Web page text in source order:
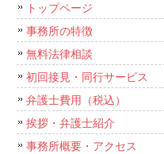
トップページ
事務所の特徴
無料法律相談
初回接見・同行サービス
弁護士費用（税込）
挨拶・弁護士紹介
事務所概要・アクセス